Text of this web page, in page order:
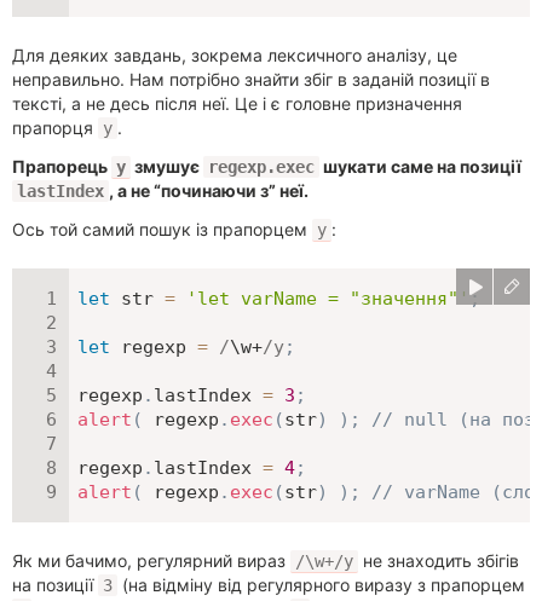
Для деяких завдань, зокрема лексичного аналізу, це
неправильно. Нам потрібно знайти збіг в заданій позиції в
тексті, а не десь після неї. Це і є головне призначення
прапорця
y .
Прапорець y змушує regexp.exec шукати саме на позиції
lastIndex , а не “починаючи з” неї.
Ось той самий пошук із прапорцем
y :
let str = 'let varName = "значення"' ;
let regexp = /\w+/y;
regexp . lastIndex = 3 ;
alert ( regexp . exec (str) ) ; // null (на
regexp . lastIndex = 4;
alert ( regexp . exec (str) ) ; // varName
Як ми бачимо, регулярний вираз /\w+/y не знаходить збігів
на позиції 3 (на відміну від регулярного виразу з прапорцем